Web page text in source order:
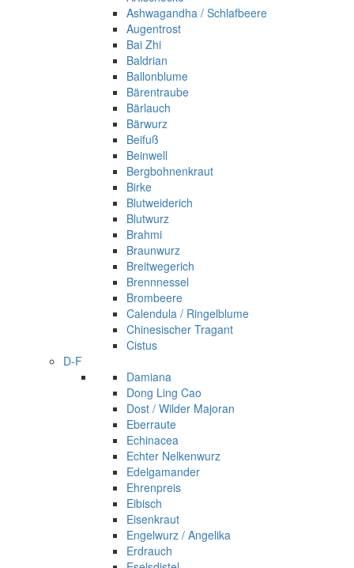
Ashwagandha / Schlafbeere
Augentrost
Bai Zhi
Baldrian
Ballonblume
Bärentraube
Bärlauch
Bärwurz
Beifuß
Beinwell
Bergbohnenkraut
Birke
Blutweiderich
Blutwurz
Brahmi
Braunwurz
Breitwegerich
Brennnessel
Brombeere
Calendula / Ringelblume
Chinesischer Tragant
Cistus
D-F
Damiana
Dong Ling Cao
Dost / Wilder Majoran
Eberraute
Echinacea
Echter Nelkenwurz
Edelgamander
Ehrenpreis
Eibisch
Eisenkraut
Engelwurz / Angelika
Erdrauch